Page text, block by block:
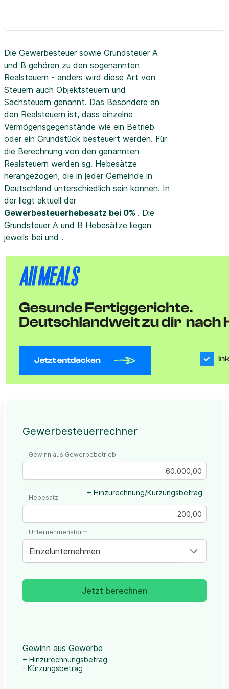
Die Gewerbesteuer sowie Grundsteuer A
und B gehören zu den sogenannten
Realsteuern - anders wird diese Art von
Steuern auch Objektsteuern und
Sachsteuern genannt. Das Besondere an
den Realsteuern ist, dass einzelne
Vermögensgegenstände wie ein Betrieb
oder ein Grundstück besteuert werden. Für
die Berechnung von den genannten
Realsteuern werden sg. Hebesätze
herangezogen, die in jeder Gemeinde in
Deutschland unterschiedlich sein können. In
der liegt aktuell der
Gewerbesteuerhebesatz bei 0% . Die
Grundsteuer A und B Hebesätze liegen
jeweils bei und .
Gewerbesteuerrechner
Gewinn aus Gewerbebetrieb
+ Hinzurechnung/Kürzungsbetrag
Hebesatz
Einzelunternehmen
Unternehmensform
Jetzt berechnen
Gewinn aus Gewerbe
+ Hinzurechnungsbetrag
- Kürzungsbetrag